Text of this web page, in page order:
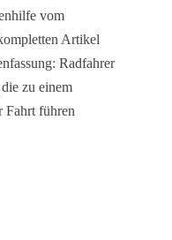
vom
Artikel
Radfahrer
zu einem
Fahrt führen